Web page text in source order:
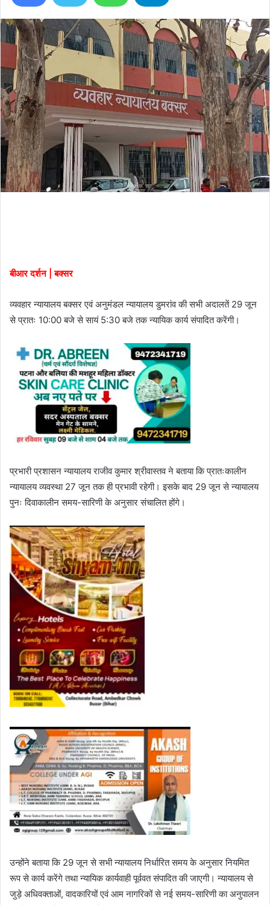
e
m
i
l
बीआर दर्शन | बक्सर
व्यवहार न्यायालय बक्सर एवं अनुमंडल न्यायालय डुमरांव की सभी अदालतें 29 जून
से प्रातः 10:00 बजे से सायं 5:30 बजे तक न्यायिक कार्य संपादित करेंगी।
प्रभारी प्रशासन न्यायालय राजीव कुमार श्रीवास्तव ने बताया कि प्रातःकालीन
न्यायालय व्यवस्था 27 जून तक ही प्रभावी रहेगी। इसके बाद 29 जून से न्यायालय
पुनः दिवाकालीन समय-सारिणी के अनुसार संचालित होंगे।
उन्होंने बताया कि 29 जून से सभी न्यायालय निर्धारित समय के अनुसार नियमित
रूप से कार्य करेंगे तथा न्यायिक कार्यवाही पूर्ववत संपादित की जाएगी। न्यायालय से
जुड़े अधिवक्ताओं, वादकारियों एवं आम नागरिकों से नई समय-सारिणी का अनुपालन